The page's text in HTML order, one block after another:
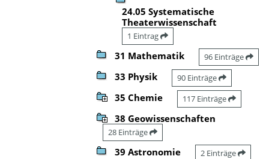
24.05 Systematische
Theaterwissenschaft
1 Eintrag
31 Mathematik 96 Einträge
33 Physik 90 Einträge
35 Chemie 117 Einträge
38 Geowissenschaften
28 Einträge
39 Astronomie 2 Einträge